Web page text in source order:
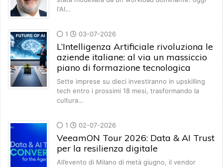
l'AI…
1 03-07-2026
L’Intelligenza Artificiale rivoluziona le
aziende italiane: al via un massiccio
piano di formazione tecnologica
Sette imprese su dieci investiranno in upskilling
tech entro i prossimi 18 mesi, trasformando la
cultura…
1 02-07-2026
VeeamON Tour 2026: Data & AI Trust
per la resilienza digitale
All’evento di Milano di metà giugno, il vendor